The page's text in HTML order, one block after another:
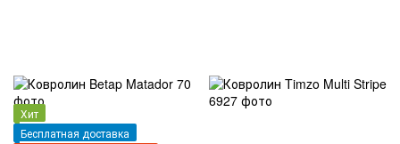
Хит
Бесплатная доставка